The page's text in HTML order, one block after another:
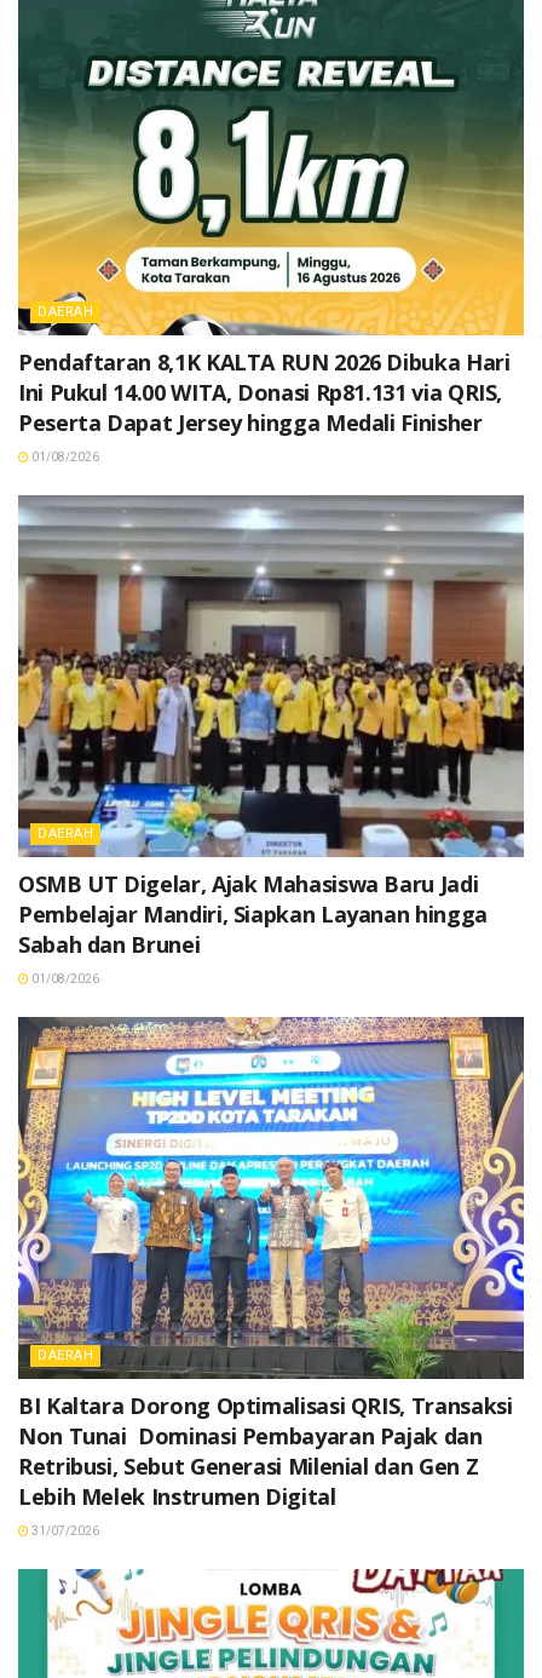
DAERAH
Pendaftaran 8,1K KALTA RUN 2026 Dibuka Hari
Ini Pukul 14.00 WITA, Donasi Rp81.131 via QRIS,
Peserta Dapat Jersey hingga Medali Finisher
01/08/2026
DAERAH
OSMB UT Digelar, Ajak Mahasiswa Baru Jadi
Pembelajar Mandiri, Siapkan Layanan hingga
Sabah dan Brunei
01/08/2026
DAERAH
BI Kaltara Dorong Optimalisasi QRIS, Transaksi
Non Tunai Dominasi Pembayaran Pajak dan
Retribusi, Sebut Generasi Milenial dan Gen Z
Lebih Melek Instrumen Digital
31/07/2026